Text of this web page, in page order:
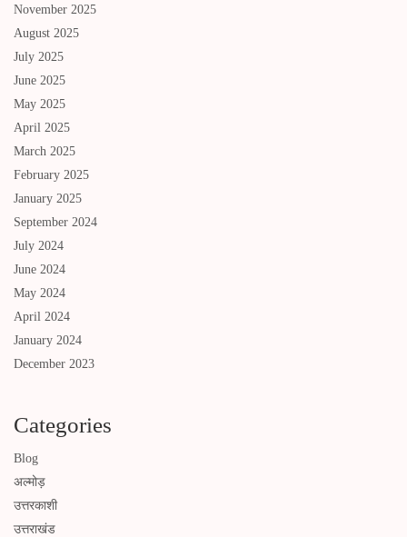
November 2025
August 2025
July 2025
June 2025
May 2025
April 2025
March 2025
February 2025
January 2025
September 2024
July 2024
June 2024
May 2024
April 2024
January 2024
December 2023
Categories
Blog
अल्मोड़
उत्तरकाशी
उत्तराखंड